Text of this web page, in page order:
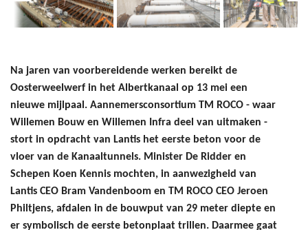
Na jaren van voorbereidende werken bereikt de
Oosterweelwerf in het Albertkanaal op 13 mei een
nieuwe mijlpaal. Aannemersconsortium TM ROCO - waar
Willemen Bouw en Willemen Infra deel van uitmaken -
stort in opdracht van Lantis het eerste beton voor de
vloer van de Kanaaltunnels. Minister De Ridder en
Schepen Koen Kennis mochten, in aanwezigheid van
Lantis CEO Bram Vandenboom en TM ROCO CEO Jeroen
Philtjens, afdalen in de bouwput van 29 meter diepte en
er symbolisch de eerste betonplaat trillen. Daarmee gaat